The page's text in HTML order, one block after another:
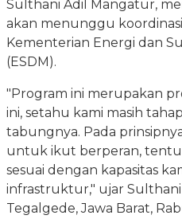
Sulthani Adil Mangatur,
akan menunggu
Kementerian Energi dan
(ESDM).
"Program ini merupakan
ini, setahu kami masih
tabungnya. Pada
untuk ikut berperan,
sesuai dengan kapasitas
infrastruktur," ujar Sulthani
Tegalgede, Jawa Barat,